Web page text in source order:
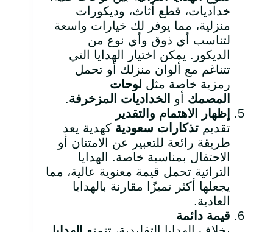
خداديات، قطع أثاث، وديكورات
منزلية، مما يوفر لك خيارات واسعة
لتناسب أي ذوق وأي نوع من
الديكور. يمكن اختيار الهدايا التي
تتناغم مع ألوان منزلك أو تحمل
رمزية خاصة مثل لوحات
المصمك أو الخداديات المزخرفة.
إظهار الاهتمام والتقدير
تقديم تذكارات سعودية كهدية يعد
طريقة رائعة للتعبير عن الامتنان أو
الاحتفال بمناسبة خاصة. الهدايا
التراثية تحمل قيمة معنوية عالية، مما
يجعلها أكثر تميزًا مقارنة بالهدايا
العادية.
قيمة دائمة